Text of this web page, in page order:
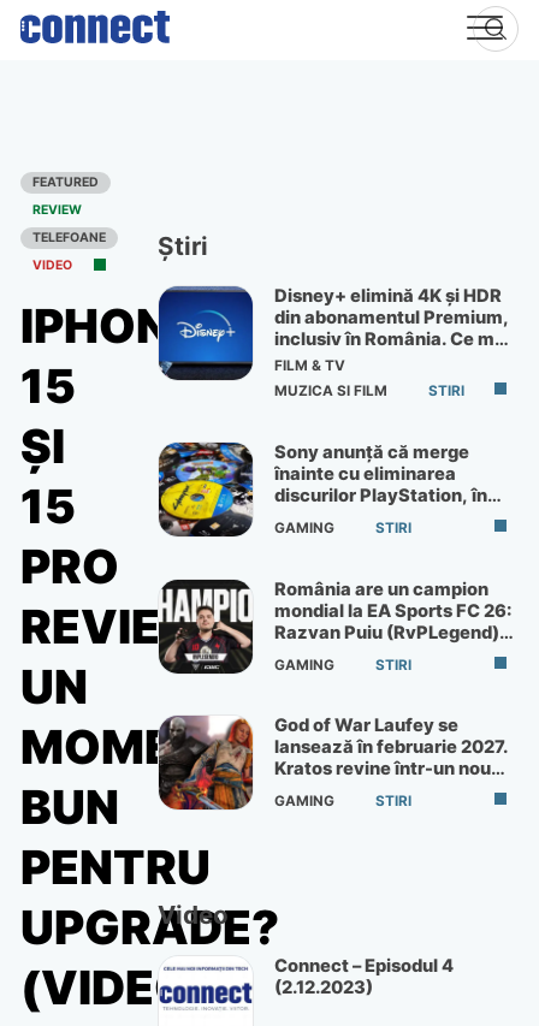
Skip
FEATURED
REVIEW
TELEFOANE
VIDEO
IPHONE
15
ȘI
15
PRO
REVIEW:
UN
MOMENT
BUN
PENTRU
UPGRADE?
(VIDEO)
Știri
Disney+ elimină 4K și HDR
din abonamentul Premium,
inclusiv în România. Ce mai
primești de 60 lei pe lună
FILM & TV
MUZICA SI FILM
STIRI
Sony anunță că merge
înainte cu eliminarea
discurilor PlayStation, în
ciuda protestelor
GAMING STIRI
România are un campion
mondial la EA Sports FC 26:
Razvan Puiu (RvPLegend)
câștigă turneul de la Paris
GAMING STIRI
God of War Laufey se
lansează în februarie 2027.
Kratos revine într-un nou
God of War
GAMING STIRI
Video
Connect – Episodul 4
(2.12.2023)